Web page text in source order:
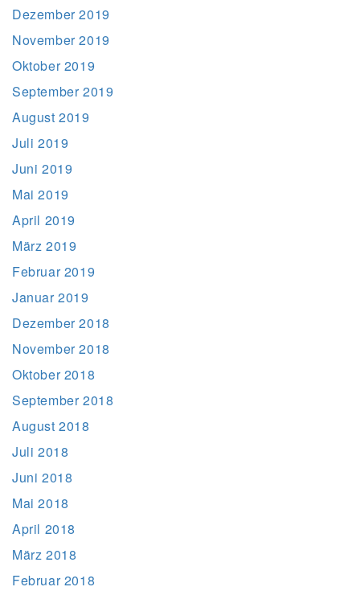
Dezember 2019
November 2019
Oktober 2019
September 2019
August 2019
Juli 2019
Juni 2019
Mai 2019
April 2019
März 2019
Februar 2019
Januar 2019
Dezember 2018
November 2018
Oktober 2018
September 2018
August 2018
Juli 2018
Juni 2018
Mai 2018
April 2018
März 2018
Februar 2018